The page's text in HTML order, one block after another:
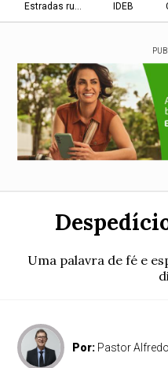
Estradas rurais IDEB
Uma palavra de fé e
Por: Pastor